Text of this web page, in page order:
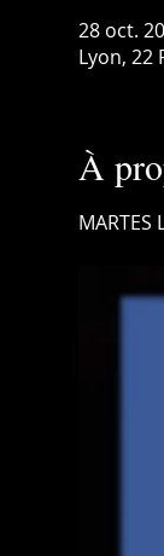
28 oct.
Lyon, 22
À
MARTES